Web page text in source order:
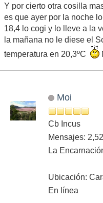
Y por cierto otra cosilla
es que ayer por la noche
18,4 lo cogi y lo lleve a la
la mañana no le diese el
temperatura en 20,3ºC
Moi
Cb Incus
Mensajes:
La
Ubicación:
En línea